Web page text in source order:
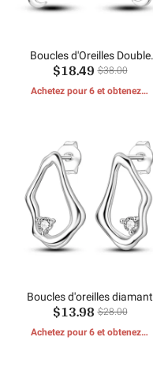
Boucles d'Oreilles Double
Couche Etoile Lune
$18.49 $38.00
Achetez pour 6 et obtenez 1
Boucles d'oreilles diamant
irrégulières liquides
$13.98 $28.00
Achetez pour 6 et obtenez 1